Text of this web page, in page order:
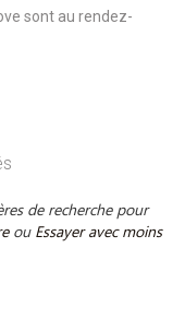
sont au rendez-
de recherche pour
ou Essayer avec moins